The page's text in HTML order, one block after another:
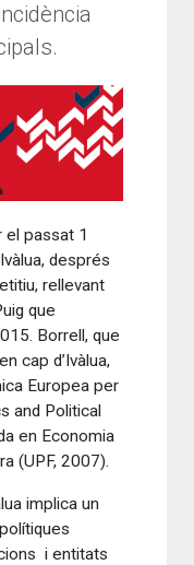
el passat 1
després
rellevant
que
Borrell, que
cap d’Ivàlua,
Europea per
and Political
en Economia
(UPF, 2007).
implica un
i entitats